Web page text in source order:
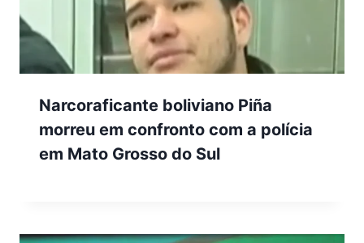
Narcoraficante boliviano Piña
morreu em confronto com a polícia
em Mato Grosso do Sul